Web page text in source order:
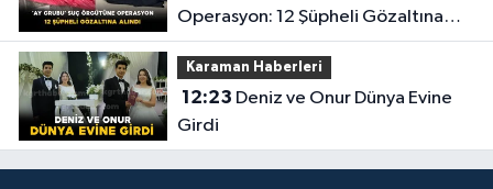
Operasyon: 12 Şüpheli Gözaltına
Alındı
Karaman Haberleri
12:23
Girdi